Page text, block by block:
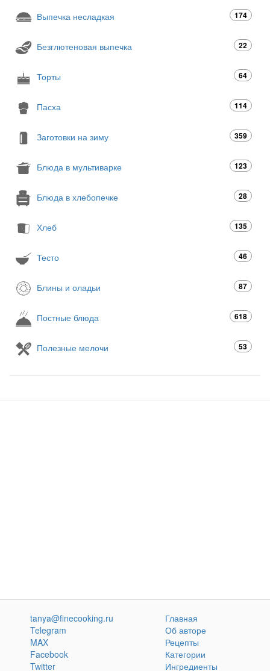
Выпечка несладкая 174
Безглютеновая выпечка 22
Торты 64
Пасха 114
Заготовки на зиму 359
Блюда в мультиварке 123
Блюда в хлебопечке 28
Хлеб 135
Тесто 46
Блины и оладьи 87
Постные блюда 618
Полезные мелочи 53
tanya@finecooking.ru
Telegram
MAX
Facebook
Twitter
Главная
Об авторе
Рецепты
Категории
Ингредиенты